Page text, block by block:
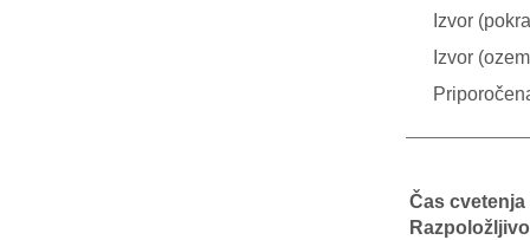
Izvor
Izvor
Čas cvetenja